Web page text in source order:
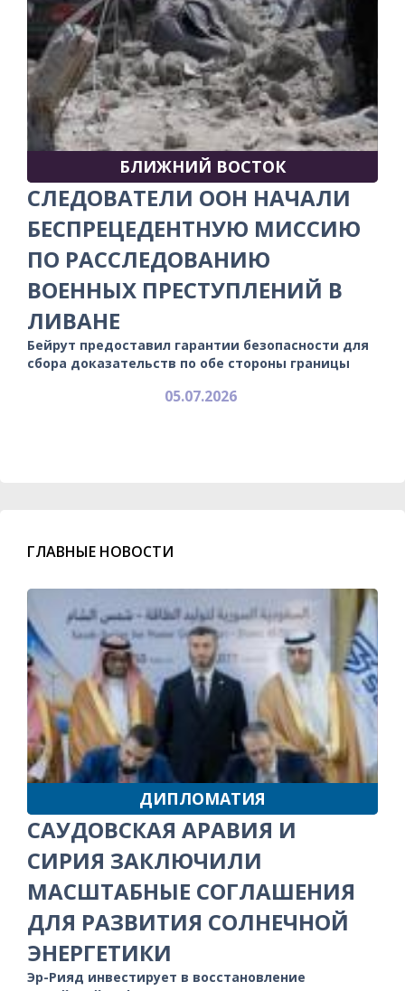
БЛИЖНИЙ ВОСТОК
СЛЕДОВАТЕЛИ ООН НАЧАЛИ
БЕСПРЕЦЕДЕНТНУЮ МИССИЮ
ПО РАССЛЕДОВАНИЮ
ВОЕННЫХ ПРЕСТУПЛЕНИЙ В
ЛИВАНЕ
Бейрут предоставил гарантии безопасности для
сбора доказательств по обе стороны границы
05.07.2026
ГЛАВНЫЕ НОВОСТИ
ДИПЛОМАТИЯ
САУДОВСКАЯ АРАВИЯ И
СИРИЯ ЗАКЛЮЧИЛИ
МАСШТАБНЫЕ СОГЛАШЕНИЯ
ДЛЯ РАЗВИТИЯ СОЛНЕЧНОЙ
ЭНЕРГЕТИКИ
Эр-Рияд инвестирует в восстановление